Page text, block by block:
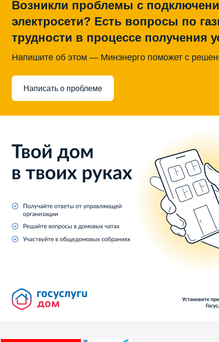
Возникли проблемы с
электросети? Есть вопросы по
трудности в процессе получения
Напишите об этом — Минэнерго поможет с
Написать о проблеме